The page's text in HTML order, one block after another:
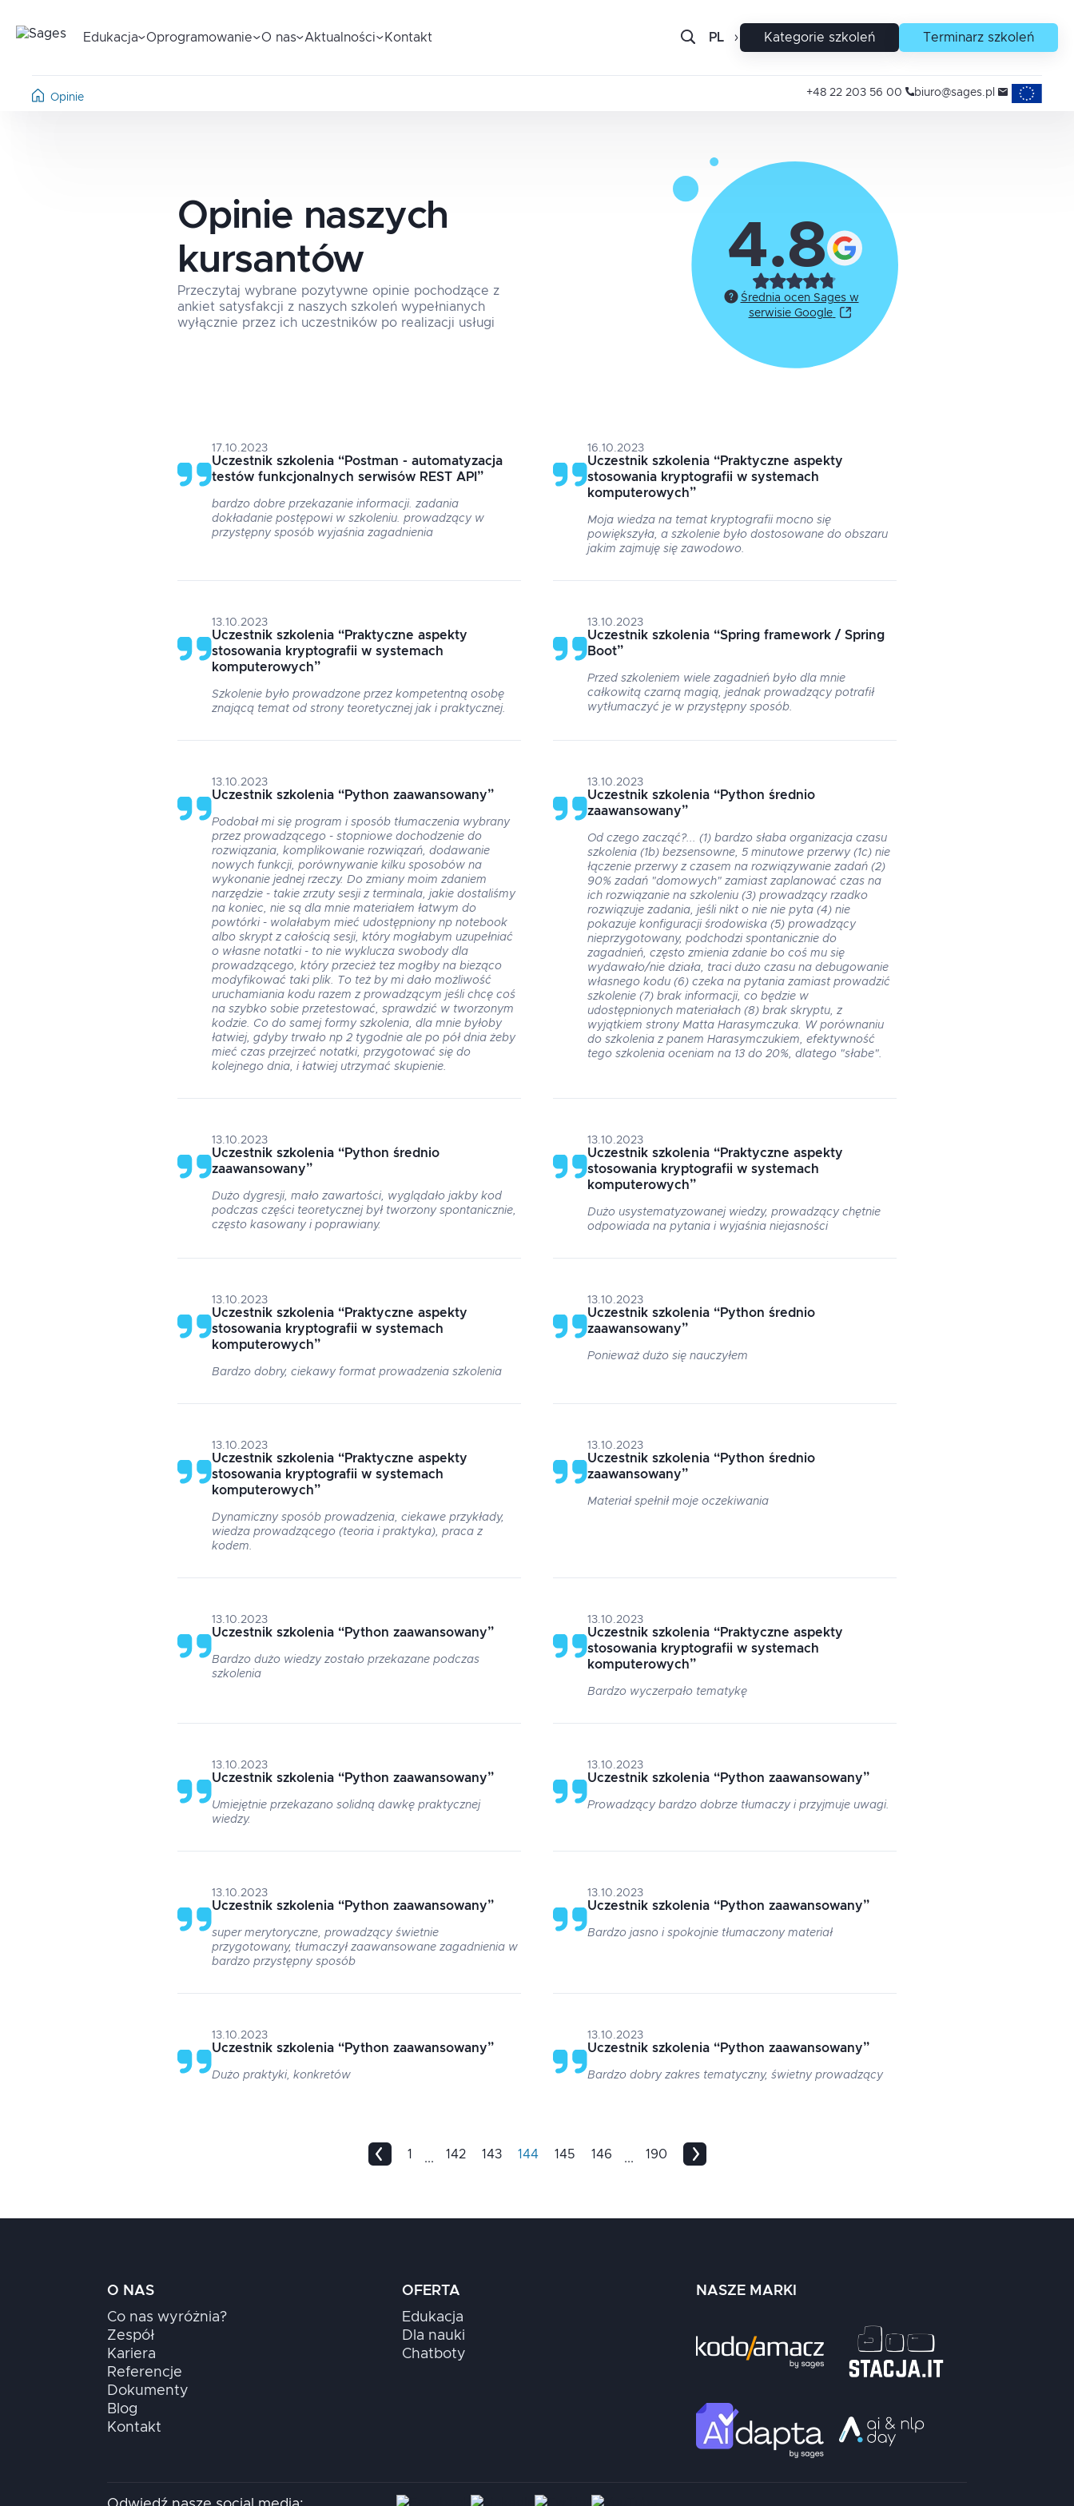
Edukacja Oprogramowanie O nas Aktualności Kontakt PL EN Kategorie szkoleń Terminarz szkoleń
Opinie +48 22 203 56 00 biuro@sages.pl Projekty
Opinie naszych
kursantów
Przeczytaj wybrane pozytywne opinie pochodzące z
ankiet satysfakcji z naszych szkoleń wypełnianych
wyłącznie przez ich uczestników po realizacji usługi
4.8
Średnia ocen Sages w
serwisie Google
17.10.2023
Uczestnik szkolenia “Postman - automatyzacja
testów funkcjonalnych serwisów REST API ”
bardzo dobre przekazanie informacji. zadania
dokładanie postępowi w szkoleniu. prowadzący w
przystępny sposób wyjaśnia zagadnienia
16.10.2023
Uczestnik szkolenia “Praktyczne aspekty
stosowania kryptografii w systemach
komputerowych”
Moja wiedza na temat kryptografii mocno się
powiększyła, a szkolenie było dostosowane do obszaru
jakim zajmuję się zawodowo.
13.10.2023
Uczestnik szkolenia “Praktyczne aspekty
stosowania kryptografii w systemach
komputerowych”
Szkolenie było prowadzone przez kompetentną osobę
znającą temat od strony teoretycznej jak i praktycznej.
13.10.2023
Uczestnik szkolenia “Spring framework / Spring
Boot”
Przed szkoleniem wiele zagadnień było dla mnie
całkowitą czarną magią, jednak prowadzący potrafił
wytłumaczyć je w przystępny sposób.
13.10.2023
Uczestnik szkolenia “Python zaawansowany”
Podobał mi się program i sposób tłumaczenia wybrany
przez prowadzącego - stopniowe dochodzenie do
rozwiązania, komplikowanie rozwiązań, dodawanie
nowych funkcji, porównywanie kilku sposobów na
wykonanie jednej rzeczy. Do zmiany moim zdaniem
narzędzie - takie zrzuty sesji z terminala, jakie dostaliśmy
na koniec, nie są dla mnie materiałem łatwym do
powtórki - wolałabym mieć udostępniony np notebook
albo skrypt z całością sesji, który mogłabym uzupełniać
o własne notatki - to nie wyklucza swobody dla
prowadzącego, który przecież tez mogłby na bieząco
modyfikować taki plik. To też by mi dało możliwość
uruchamiania kodu razem z prowadzącym jeśli chcę coś
na szybko sobie przetestować, sprawdzić w tworzonym
kodzie. Co do samej formy szkolenia, dla mnie byłoby
łatwiej, gdyby trwało np 2 tygodnie ale po pół dnia żeby
mieć czas przejrzeć notatki, przygotować się do
kolejnego dnia, i łatwiej utrzymać skupienie.
13.10.2023
Uczestnik szkolenia “Python średnio
zaawansowany”
Od czego zacząć?... (1) bardzo słaba organizacja czasu
szkolenia (1b) bezsensowne, 5 minutowe przerwy (1c) nie
łączenie przerwy z czasem na rozwiązywanie zadań (2)
90% zadań "domowych" zamiast zaplanować czas na
ich rozwiązanie na szkoleniu (3) prowadzący rzadko
rozwiązuje zadania, jeśli nikt o nie nie pyta (4) nie
pokazuje konfiguracji środowiska (5) prowadzący
nieprzygotowany, podchodzi spontanicznie do
zagadnień, często zmienia zdanie bo coś mu się
wydawało/nie działa, traci dużo czasu na debugowanie
własnego kodu (6) czeka na pytania zamiast prowadzić
szkolenie (7) brak informacji, co będzie w
udostępnionych materiałach (8) brak skryptu, z
wyjątkiem strony Matta Harasymczuka. W porównaniu
do szkolenia z panem Harasymczukiem, efektywność
tego szkolenia oceniam na 13 do 20%, dlatego "słabe".
13.10.2023
Uczestnik szkolenia “Python średnio
zaawansowany”
Dużo dygresji, mało zawartości, wyglądało jakby kod
podczas części teoretycznej był tworzony spontanicznie,
często kasowany i poprawiany.
13.10.2023
Uczestnik szkolenia “Praktyczne aspekty
stosowania kryptografii w systemach
komputerowych”
Dużo usystematyzowanej wiedzy, prowadzący chętnie
odpowiada na pytania i wyjaśnia niejasności
13.10.2023
Uczestnik szkolenia “Praktyczne aspekty
stosowania kryptografii w systemach
komputerowych”
Bardzo dobry, ciekawy format prowadzenia szkolenia
13.10.2023
Uczestnik szkolenia “Python średnio
zaawansowany”
Ponieważ dużo się nauczyłem
13.10.2023
Uczestnik szkolenia “Praktyczne aspekty
stosowania kryptografii w systemach
komputerowych”
Dynamiczny sposób prowadzenia, ciekawe przykłady,
wiedza prowadzącego (teoria i praktyka), praca z
kodem.
13.10.2023
Uczestnik szkolenia “Python średnio
zaawansowany”
Materiał spełnił moje oczekiwania
13.10.2023
Uczestnik szkolenia “Python zaawansowany”
Bardzo dużo wiedzy zostało przekazane podczas
szkolenia
13.10.2023
Uczestnik szkolenia “Praktyczne aspekty
stosowania kryptografii w systemach
komputerowych”
Bardzo wyczerpało tematykę
13.10.2023
Uczestnik szkolenia “Python zaawansowany”
Umiejętnie przekazano solidną dawkę praktycznej
wiedzy.
13.10.2023
Uczestnik szkolenia “Python zaawansowany”
Prowadzący bardzo dobrze tłumaczy i przyjmuje uwagi.
13.10.2023
Uczestnik szkolenia “Python zaawansowany”
super merytoryczne, prowadzący świetnie
przygotowany, tłumaczył zaawansowane zagadnienia w
bardzo przystępny sposób
13.10.2023
Uczestnik szkolenia “Python zaawansowany”
Bardzo jasno i spokojnie tłumaczony materiał
13.10.2023
Uczestnik szkolenia “Python zaawansowany”
Dużo praktyki, konkretów
13.10.2023
Uczestnik szkolenia “Python zaawansowany”
Bardzo dobry zakres tematyczny, świetny prowadzący
1 ... 142 143 144 145 146 ... 190
O NAS
Co nas wyróżnia?
Zespół
Kariera
Referencje
Dokumenty
Blog
Kontakt
OFERTA
Edukacja
Dla nauki
Chatboty
NASZE MARKI